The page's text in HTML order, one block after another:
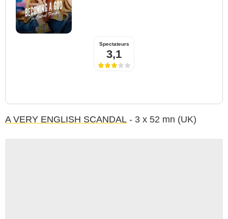
Spectateurs
3,1
A VERY ENGLISH SCANDAL - 3 x 52 mn (UK)